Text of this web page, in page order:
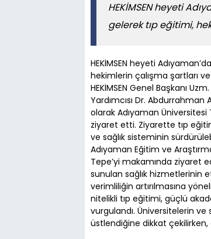
HEKİMSEN heyeti
gelerek tıp eğitimi,
HEKİMSEN heyeti
hekimlerin çalışma şartları
HEKİMSEN Genel Başkanı
Yardımcısı Dr.
olarak Adıyaman Üniversitesi
ziyaret etti. Ziyarette tıp
ve sağlık sisteminin
Adıyaman Eğitim ve
Tepe’yi makamında ziyaret
sunulan sağlık hizmetlerinin
verimliliğin artırılmasına
nitelikli tıp eğitimi, güçlü
vurgulandı. Üniversitelerin ve
üstlendiğine dikkat